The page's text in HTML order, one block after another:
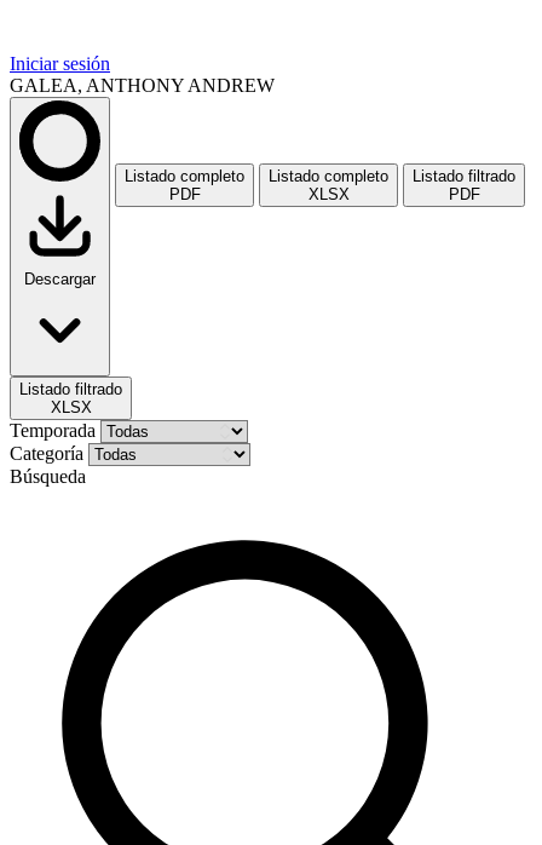
Iniciar sesión
GALEA, ANTHONY ANDREW
Descargar
Listado completo
PDF
Listado completo
XLSX
Listado filtrado
PDF
Listado filtrado
XLSX
Temporada
Categoría
Búsqueda